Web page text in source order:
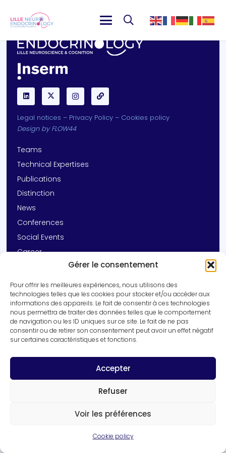
Gérer le consentement
Pour offrir les meilleures expériences, nous utilisons des
technologies telles que les cookies pour stocker et/ou accéder aux
informations des appareils. Le fait de consentir à ces technologies
nous permettra de traiter des données telles que le comportement
de navigation ou les ID uniques sur ce site. Le fait de ne pas
consentir ou de retirer son consentement peut avoir un effet négatif
sur certaines caractéristiques et fonctions.
Accepter
Refuser
Voir les préférences
Cookie policy
Legal notices – Privacy Policy – Cookies policy
Design byFLOW44
Teams
Technical Expertises
Publications
Distinction
News
Conferences
Social Events
Career
Get In Touch
+33 (0)3 20 16 92 14
vincent.prevot@inserm.fr
Inserm UMR-S 1172 | University of Lille
1 rue Michel Polowski, 59045 Lille cedex